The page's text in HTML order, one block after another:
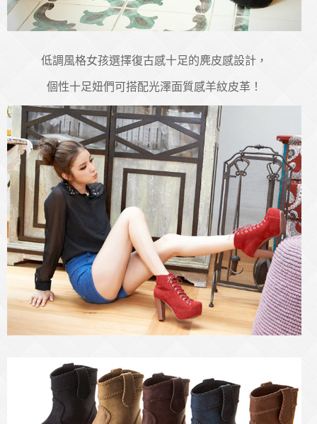
低調風格女孩選擇復古感十足的麂皮感設計，
個性十足妞們可搭配光澤面質感羊紋皮革！